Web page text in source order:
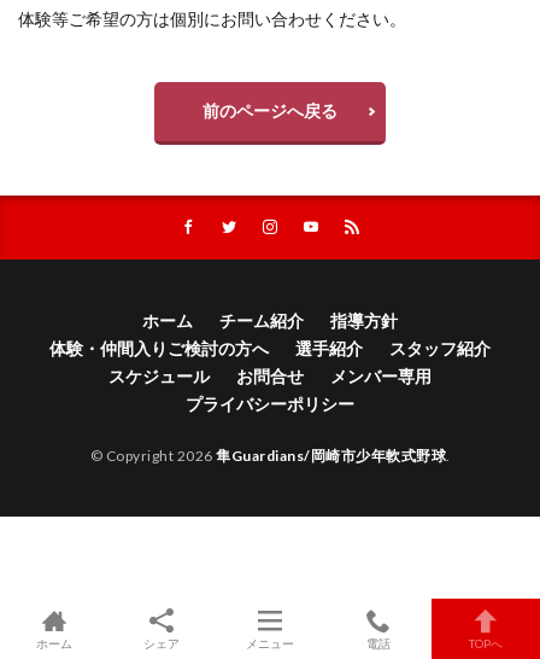
体験等ご希望の方は個別にお問い合わせください。
前のページへ戻る
ホーム チーム紹介
指導方針
体験・仲間入りご検討の方へ
選手紹介
スタッフ紹介
スケジュール
お問合せ
メンバー専用
プライバシーポリシー
© Copyright 2026 隼Guardians/岡崎市少年軟式野球.
ホーム シェア メニュー 電話 TOPへ